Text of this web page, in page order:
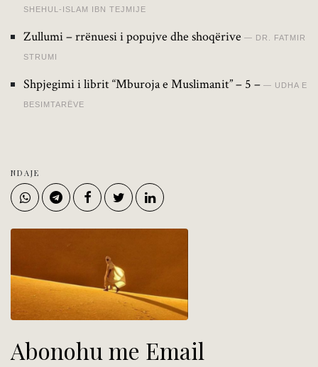
SHEHUL-ISLAM IBN TEJMIJE
Zullumi – rrënuesi i popujve dhe shoqërive DR. FATMIR
STRUMI
Shpjegimi i librit “Mburoja e Muslimanit” – 5 – UDHA E
BESIMTARËVE
NDAJE
Abonohu me Email